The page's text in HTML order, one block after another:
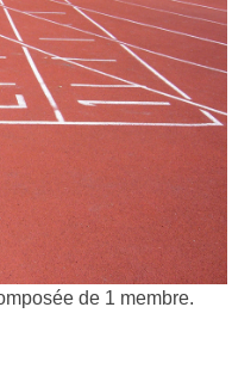
de 1 membre.